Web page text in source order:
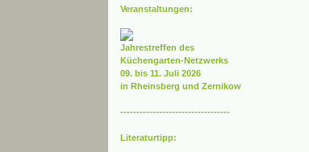
Veranstaltungen:
Jahrestreffen des
Küchengarten-Netzwerks
09. bis 11. Juli 2026
in Rheinsberg und Zernikow
----------------------------------
Literaturtipp: